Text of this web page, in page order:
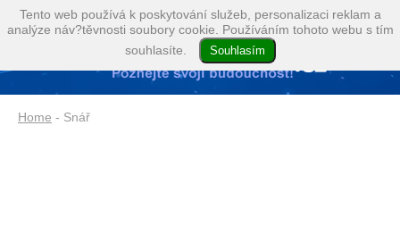
Home - Snář
Tento web používá k poskytování služeb, personalizaci reklam a
analýze náv?těvnosti soubory cookie. Používáním tohoto webu s tím
souhlasíte.